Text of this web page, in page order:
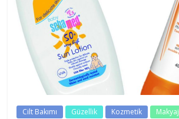
Cilt Bakımı Güzellik Kozmetik Makyaj